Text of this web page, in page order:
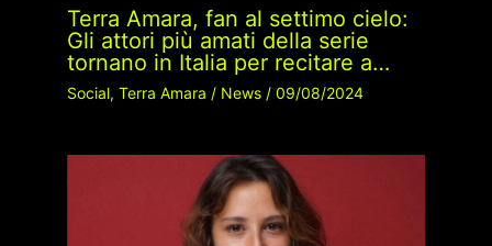
Terra Amara, fan al settimo cielo:
Gli attori più amati della serie
tornano in Italia per recitare a…
Social, Terra Amara / News/ 09/08/2024